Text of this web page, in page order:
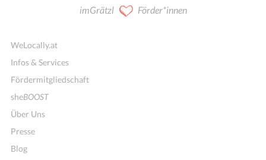
imGrätzl Förder*innen
WeLocally.at
Infos & Services
Fördermitgliedschaft
sheBOOST
Über Uns
Presse
Blog